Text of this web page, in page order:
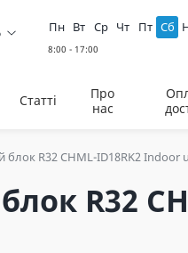
Пн Вт Ср Чт Пт Сб
Статті
Про
нас
блок R32 CHML-ID18RK2 Indoor
R32